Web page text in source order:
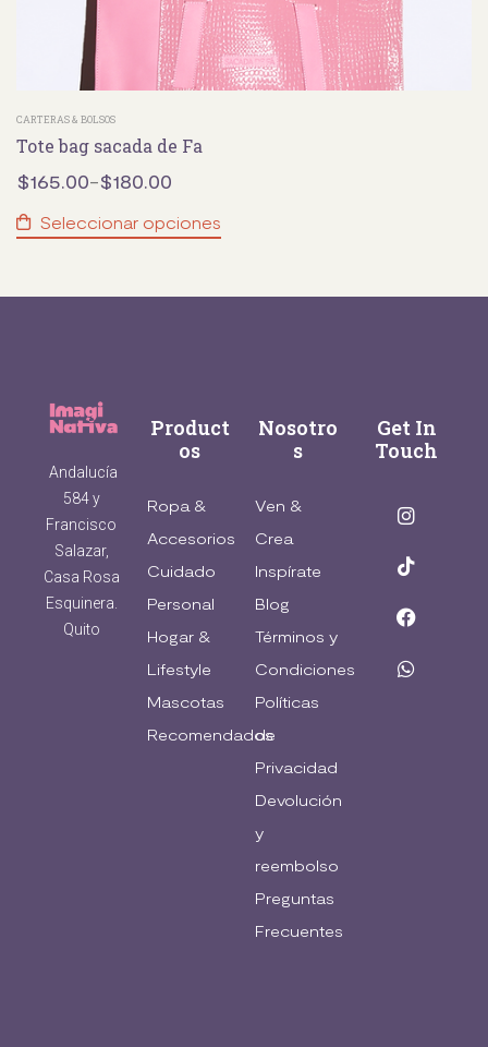
CARTERAS & BOLSOS
Tote bag sacada de Fa
$165.00-$180.00
Seleccionar opciones
Andalucía
584 y
Francisco
Salazar,
Casa Rosa
Esquinera.
Quito
Product
os
Ropa &
Accesorios
Cuidado
Personal
Hogar &
Lifestyle
Mascotas
Recomendados
Nosotro
s
Ven &
Crea
Inspírate
Blog
Términos y
Condiciones
Políticas
de
Privacidad
Devolución
y
reembolso
Preguntas
Frecuentes
Get In
Touch